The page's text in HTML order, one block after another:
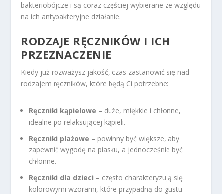
bakteriobójcze i są coraz częściej wybierane ze względu
na ich antybakteryjne działanie.
RODZAJE RĘCZNIKÓW I ICH
PRZEZNACZENIE
Kiedy już rozważysz jakość, czas zastanowić się nad
rodzajem ręczników, które będą Ci potrzebne:
Ręczniki kąpielowe – duże, miękkie i chłonne,
idealne po relaksującej kąpieli.
Ręczniki plażowe – powinny być większe, aby
zapewnić wygodę na piasku, a jednocześnie być
chłonne.
Ręczniki dla dzieci – często charakteryzują się
kolorowymi wzorami, które przypadną do gustu